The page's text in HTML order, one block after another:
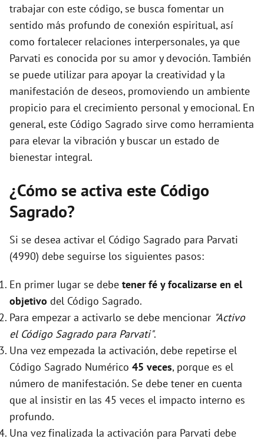
trabajar con este código, se busca fomentar un
sentido más profundo de conexión espiritual, así
como fortalecer relaciones interpersonales, ya que
Parvati es conocida por su amor y devoción. También
se puede utilizar para apoyar la creatividad y la
manifestación de deseos, promoviendo un ambiente
propicio para el crecimiento personal y emocional. En
general, este Código Sagrado sirve como herramienta
para elevar la vibración y buscar un estado de
bienestar integral.
¿Cómo se activa este Código
Sagrado?
Si se desea activar el Código Sagrado para Parvati
(4990) debe seguirse los siguientes pasos:
En primer lugar se debe tener fé y focalizarse en el
objetivo del Código Sagrado.
Para empezar a activarlo se debe mencionar "Activo
el Código Sagrado para Parvati".
Una vez empezada la activación, debe repetirse el
Código Sagrado Numérico 45 veces, porque es el
número de manifestación. Se debe tener en cuenta
que al insistir en las 45 veces el impacto interno es
profundo.
Una vez finalizada la activación para Parvati debe